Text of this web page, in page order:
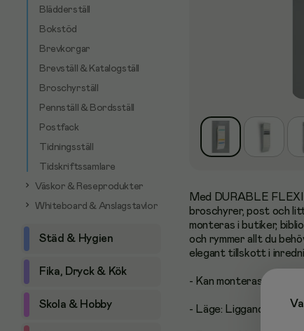
Blädderställ
Bokstöd
Brevkorgar
Brevställ & Katalogställ
Broschyrställ
Pennställ & Bordsställ
Postfack
Tidningsställ
Tidskriftssamlare
Väskor & Reseprodukter
Whiteboard & Anslagstavlor
Städ & Hygien
Fika, Dryck & Kök
Skola & Hobby
Med DURABLE
broschyrer, post och
monteras i butiker,
och rymmer allt du
elegant tillskott i
- Kan monteras i
- Läge: Liggande